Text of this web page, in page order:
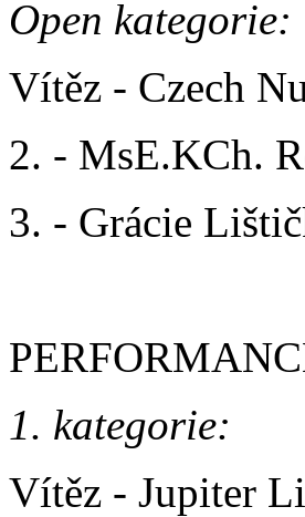
Open kategorie:
Vítěz - Czech
2. - MsE.KCh.
3. - Grácie
1. kategorie:
Vítěz - Jupiter